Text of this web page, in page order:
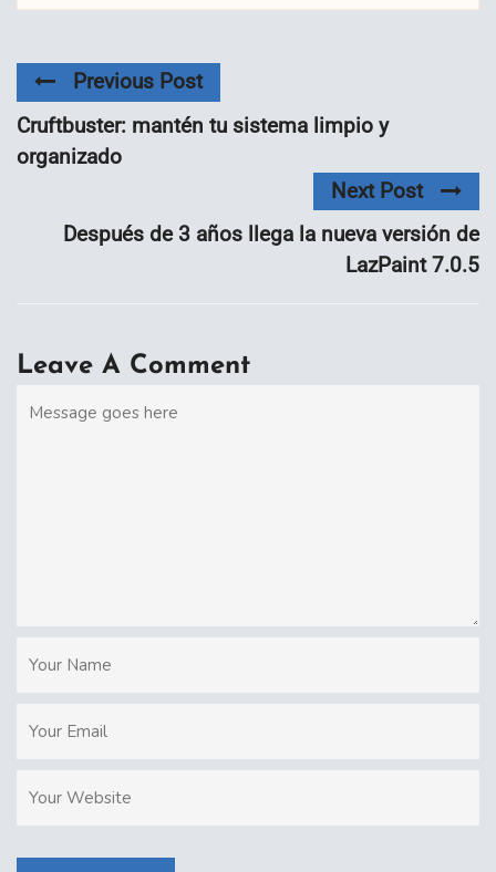
Previous Post
Cruftbuster: mantén tu sistema limpio y
organizado
Next Post
Después de 3 años llega la nueva versión de
LazPaint 7.0.5
Leave A Comment